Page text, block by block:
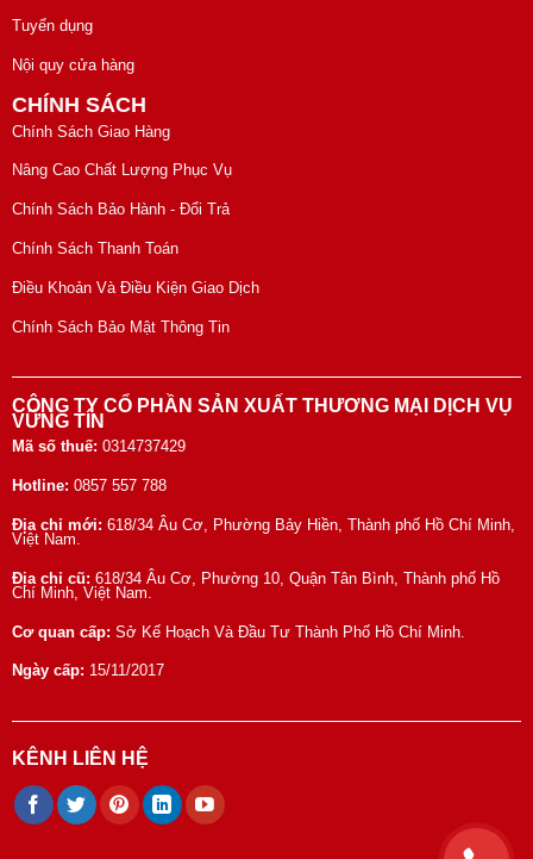
Tuyển dụng
Nội quy cửa hàng
CHÍNH SÁCH
Chính Sách Giao Hàng
Nâng Cao Chất Lượng Phục Vụ
Chính Sách Bảo Hành - Đổi Trả
Chính Sách Thanh Toán
Điều Khoản Và Điều Kiện Giao Dịch
Chính Sách Bảo Mật Thông Tin
CÔNG TY CỔ PHẦN SẢN XUẤT THƯƠNG MẠI DỊCH VỤ
VỮNG TÍN
Mã số thuế: 0314737429
Hotline: 0857 557 788
Địa chỉ mới: 618/34 Âu Cơ, Phường Bảy Hiền, Thành phố Hồ Chí Minh,
Việt Nam.
Địa chỉ cũ: 618/34 Âu Cơ, Phường 10, Quận Tân Bình, Thành phố Hồ
Chí Minh, Việt Nam.
Cơ quan cấp: Sở Kế Hoạch Và Đầu Tư Thành Phố Hồ Chí Minh.
Ngày cấp: 15/11/2017
KÊNH LIÊN HỆ